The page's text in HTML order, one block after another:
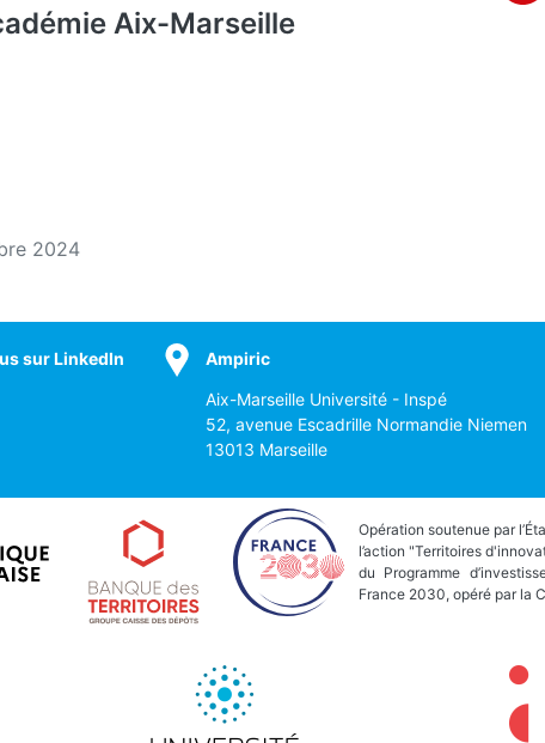
Aix-Marseille
2024
sur LinkedIn Ampiric
Aix-Marseille Université - Inspé
52, avenue Escadrille Normandie Niemen
13013 Marseille
Opération soutenue par
l’action "Territoires
du Programme
France 2030, opéré par la